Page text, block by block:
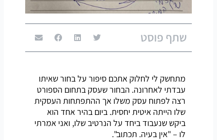
שתף פוסט
מתחשק לי לחלוק אתכם סיפור על בחור שאיתו
עבדתי לאחרונה. הבחור שעסק בתחום הספורט
רצה לפתוח עסק משלו אך ההתפתחות העסקית
שלו הייתה איטית יחסית. ביום בהיר אחד הוא
ביקש שנעבוד ביחד על הנרטיב שלו, ואני אמרתי
לו – "אין בעיה. תכתוב".